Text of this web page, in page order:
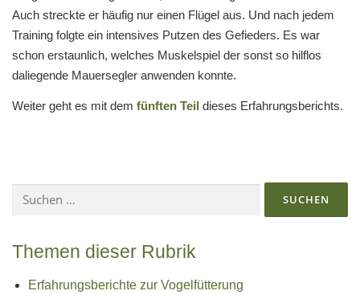
Auch streckte er häufig nur einen Flügel aus. Und nach jedem
Training folgte ein intensives Putzen des Gefieders. Es war
schon erstaunlich, welches Muskelspiel der sonst so hilflos
daliegende Mauersegler anwenden konnte.
Weiter geht es mit dem fünften Teil dieses Erfahrungsberichts.
nach:
Themen dieser Rubrik
Erfahrungsberichte zur Vogelfütterung